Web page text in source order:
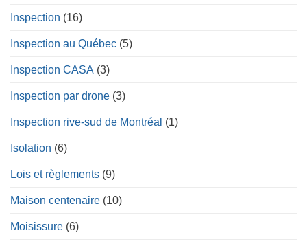
Inspection (16)
Inspection au Québec (5)
Inspection CASA (3)
Inspection par drone (3)
Inspection rive-sud de Montréal (1)
Isolation (6)
Lois et règlements (9)
Maison centenaire (10)
Moisissure (6)